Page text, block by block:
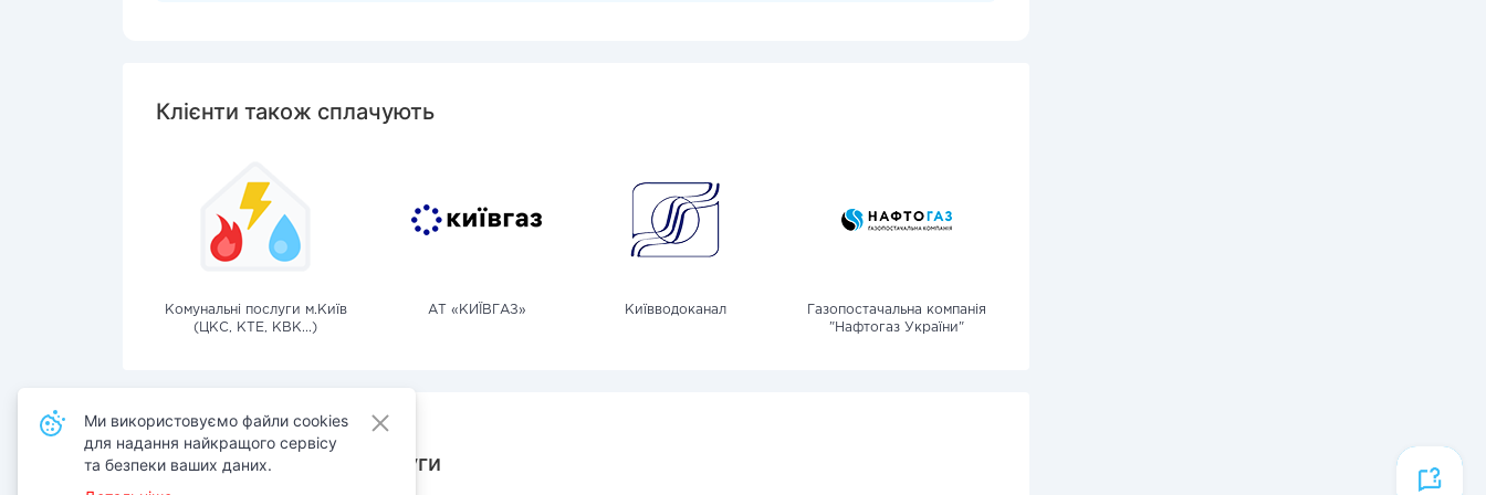
Клієнти також сплачують
Комунальні послуги м.Київ
(ЦКС, КТЕ, КВК...)
АТ «КИЇВГАЗ» Київводоканал
Газопостачальна компанія
"Нафтогаз України"
Також сплачують послуги
Ми використовуємо файли cookies
для надання найкращого сервісу
та безпеки ваших даних.